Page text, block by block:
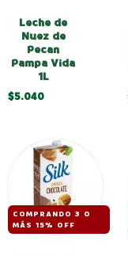
Leche de
Nuez de
Pecan
Pampa Vida
1L
$5.040
COMPRANDO 3 O
MÁS 15% OFF